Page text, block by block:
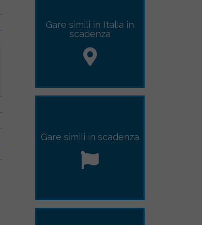
Gare simili in Italia in
scadenza
Gare simili in scadenza